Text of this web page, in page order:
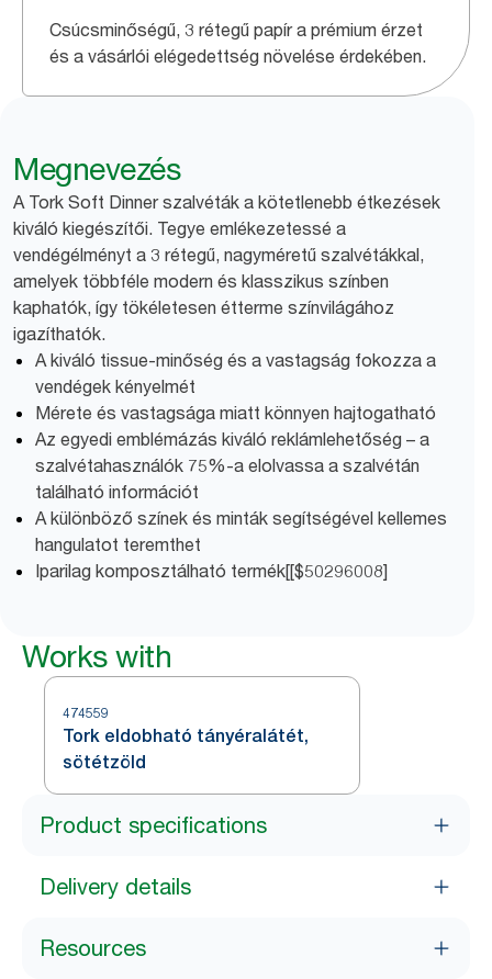
Csúcsminőségű, 3 rétegű papír a prémium érzet
és a vásárlói elégedettség növelése érdekében.
Megnevezés
A Tork Soft Dinner szalvéták a kötetlenebb étkezések
kiváló kiegészítői. Tegye emlékezetessé a
vendégélményt a 3 rétegű, nagyméretű szalvétákkal,
amelyek többféle modern és klasszikus színben
kaphatók, így tökéletesen étterme színvilágához
igazíthatók.
A kiváló tissue-minőség és a vastagság fokozza a
vendégek kényelmét
Mérete és vastagsága miatt könnyen hajtogatható
Az egyedi emblémázás kiváló reklámlehetőség – a
szalvétahasználók 75%-a elolvassa a szalvétán
található információt
A különböző színek és minták segítségével kellemes
hangulatot teremthet
Iparilag komposztálható termék[[$50296008]
Works with
474559
Tork eldobható tányéralátét,
sötétzöld
Product specifications
Delivery details
Resources